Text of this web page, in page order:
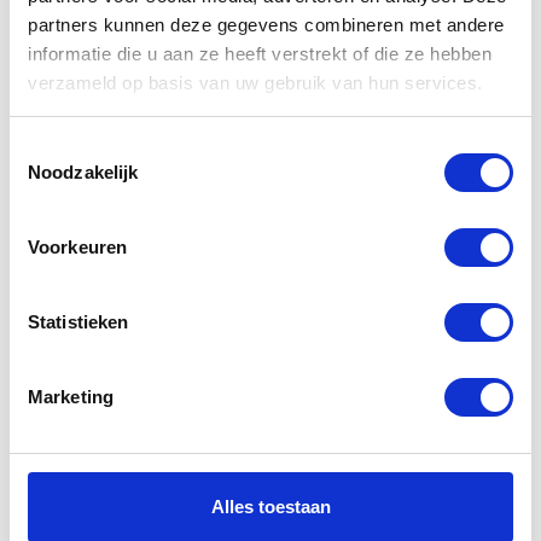
partners kunnen deze gegevens combineren met andere
informatie die u aan ze heeft verstrekt of die ze hebben
verzameld op basis van uw gebruik van hun services.
Noodzakelijk
Voorkeuren
Statistieken
Marketing
Alles toestaan
Gerelateerde
producten
Sidi Start
€189,00
Oorspronkelijke
prijs
€89,00
Huidige
prijs
-20%
Boots